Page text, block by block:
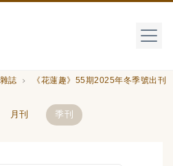
誌 《花蓮趣》55期2025年冬季號出刊
月刊 季刊